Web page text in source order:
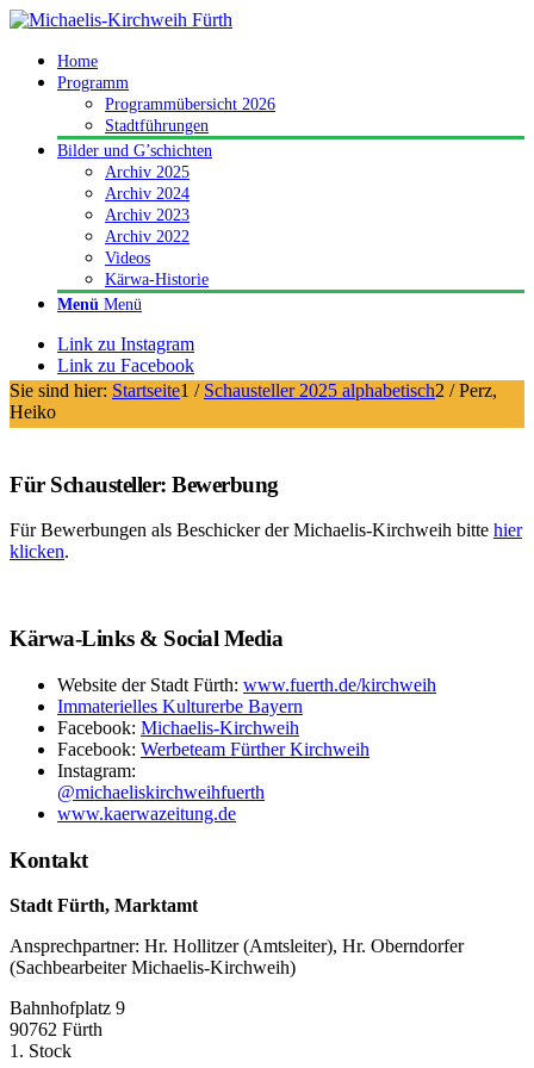
Home
Programm
Programmübersicht 2026
Stadtführungen
Bilder und G’schichten
Archiv 2025
Archiv 2024
Archiv 2023
Archiv 2022
Videos
Kärwa-Historie
Menü Menü
Link zu Instagram
Link zu Facebook
Sie sind hier: Startseite1 / Schausteller 2025 alphabetisch2 / Perz,
Heiko
Für Schausteller: Bewerbung
Für Bewerbungen als Beschicker der Michaelis-Kirchweih bitte hier
klicken.
Kärwa-Links & Social Media
Website der Stadt Fürth: www.fuerth.de/kirchweih
Immaterielles Kulturerbe Bayern
Facebook: Michaelis-Kirchweih
Facebook: Werbeteam Fürther Kirchweih
Instagram:
@michaeliskirchweihfuerth
www.kaerwazeitung.de
Kontakt
Stadt Fürth, Marktamt
Ansprechpartner: Hr. Hollitzer (Amtsleiter), Hr. Oberndorfer
(Sachbearbeiter Michaelis-Kirchweih)
Bahnhofplatz 9
90762 Fürth
1. Stock